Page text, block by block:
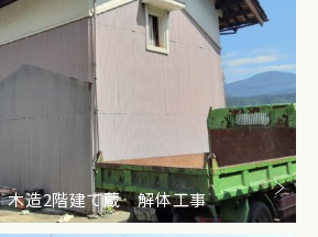
造2階建て蔵 解体工事